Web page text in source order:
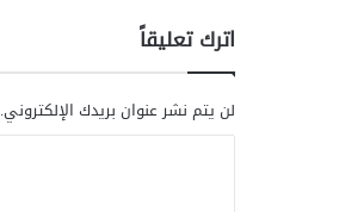
اترك تعليقاً
لن يتم نشر عنوان بريدك الإلكتروني.